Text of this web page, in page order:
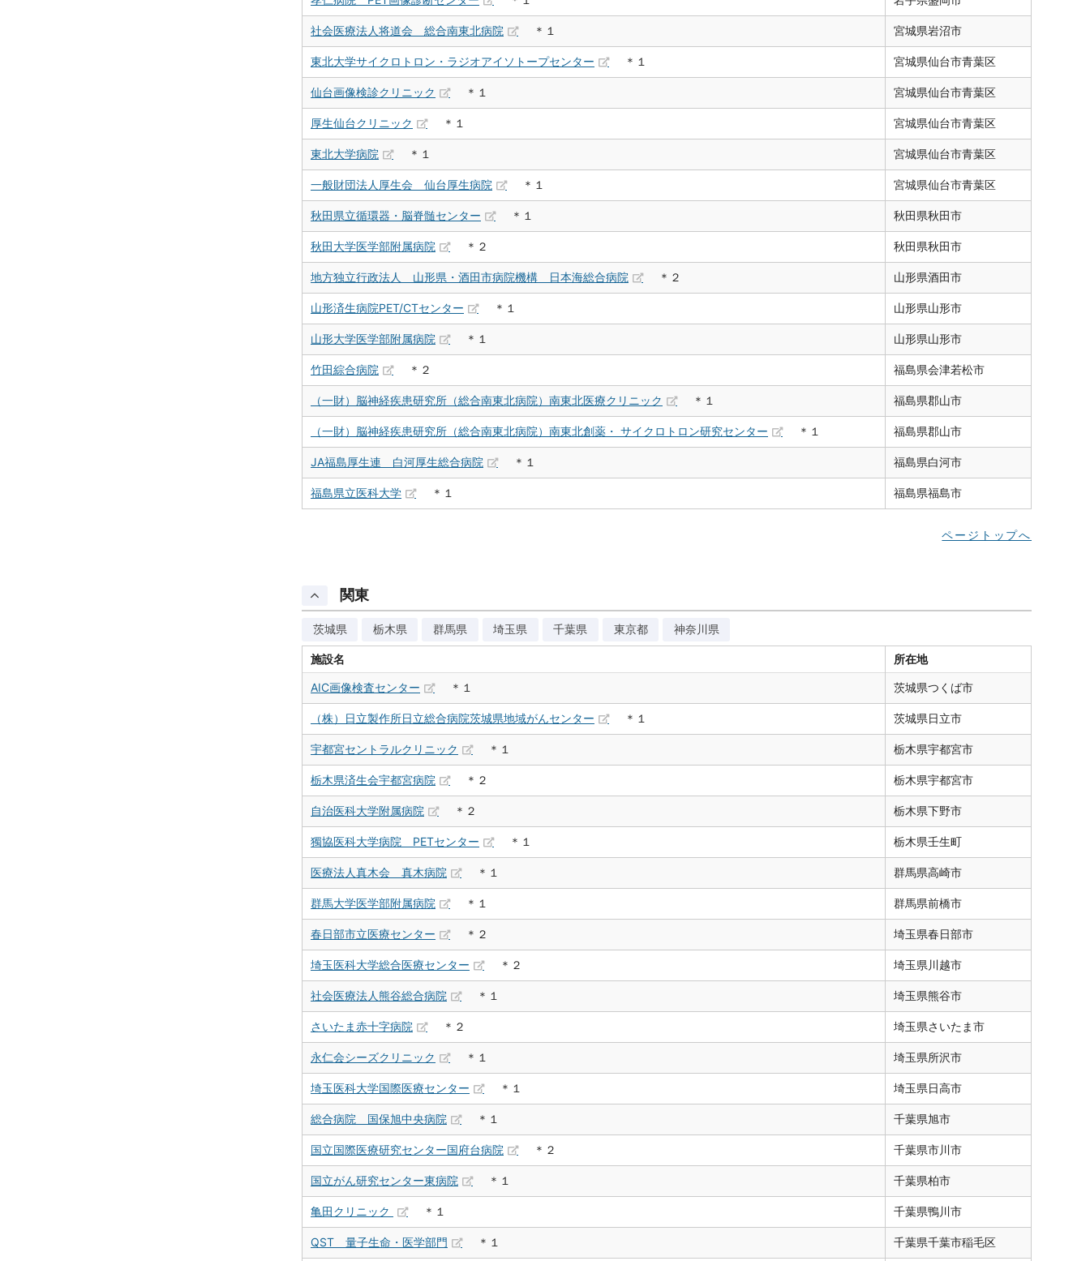
社会医療法人将道会 総合南東北病院 ＊１ 宮城県岩沼市
東北大学サイクロトロン・ラジオアイソトープセンター ＊１ 宮城県仙台市青葉区
仙台画像検診クリニック ＊１ 宮城県仙台市青葉区
厚生仙台クリニック ＊１ 宮城県仙台市青葉区
東北大学病院 ＊１ 宮城県仙台市青葉区
一般財団法人厚生会 仙台厚生病院 ＊１ 宮城県仙台市青葉区
秋田県立循環器・脳脊髄センター ＊１ 秋田県秋田市
秋田大学医学部附属病院 ＊２ 秋田県秋田市
地方独立行政法人 山形県・酒田市病院機構 日本海総合病院 ＊２ 山形県酒田市
山形済生病院PET/CTセンター ＊１ 山形県山形市
山形大学医学部附属病院 ＊１ 山形県山形市
竹田綜合病院 ＊２ 福島県会津若松市
（一財）脳神経疾患研究所（総合南東北病院）南東北医療クリニック ＊１ 福島県郡山市
（一財）脳神経疾患研究所（総合南東北病院）南東北創薬・ サイクロトロン研究センター ＊１ 福島県郡山市
JA福島厚生連 白河厚生総合病院 ＊１ 福島県白河市
福島県立医科大学 ＊１ 福島県福島市
ページトップへ
関東
茨城県 栃木県 群馬県 埼玉県 千葉県 東京都 神奈川県
施設名 所在地
AIC画像検査センター ＊１ 茨城県つくば市
（株）日立製作所日立総合病院茨城県地域がんセンター ＊１ 茨城県日立市
宇都宮セントラルクリニック ＊１ 栃木県宇都宮市
栃木県済生会宇都宮病院 ＊２ 栃木県宇都宮市
自治医科大学附属病院 ＊２ 栃木県下野市
獨協医科大学病院 PETセンター ＊１ 栃木県壬生町
医療法人真木会 真木病院 ＊１ 群馬県高崎市
群馬大学医学部附属病院 ＊１ 群馬県前橋市
春日部市立医療センター ＊２ 埼玉県春日部市
埼玉医科大学総合医療センター ＊２ 埼玉県 川越市
社会医療法人熊谷総合病院 ＊１ 埼玉県熊谷市
さいたま赤十字病院 ＊２ 埼玉県さいたま市
永仁会シーズクリニック ＊１ 埼玉県所沢市
埼玉医科大学国際医療センター ＊１ 埼玉県日高市
総合病院 国保旭中央病院 ＊１ 千葉県旭市
国立国際医療研究センター国府台病院 ＊２ 千葉県市川市
国立がん研究センター東病院 ＊１ 千葉県柏市
亀田クリニック ＊１ 千葉県鴨川市
QST 量子生命・医学部門 ＊１ 千葉県千葉市稲毛区